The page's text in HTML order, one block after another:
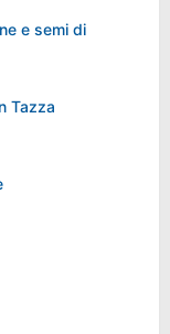
e semi di
Tazza